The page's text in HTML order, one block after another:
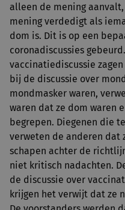
alleen de mening
mening verdedigt als
dom is. Dit is op een
coronadiscussies
vaccinatiediscussie
bij de discussie over
mondmasker waren,
waren dat ze dom waren
begrepen. Diegenen die
verweten de anderen dat
schapen achter de
niet kritisch nadachten.
de discussie over
krijgen het verwijt dat ze